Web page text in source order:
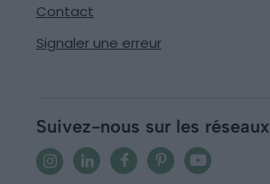
Contact
Signaler une erreur
Suivez-nous sur les réseaux